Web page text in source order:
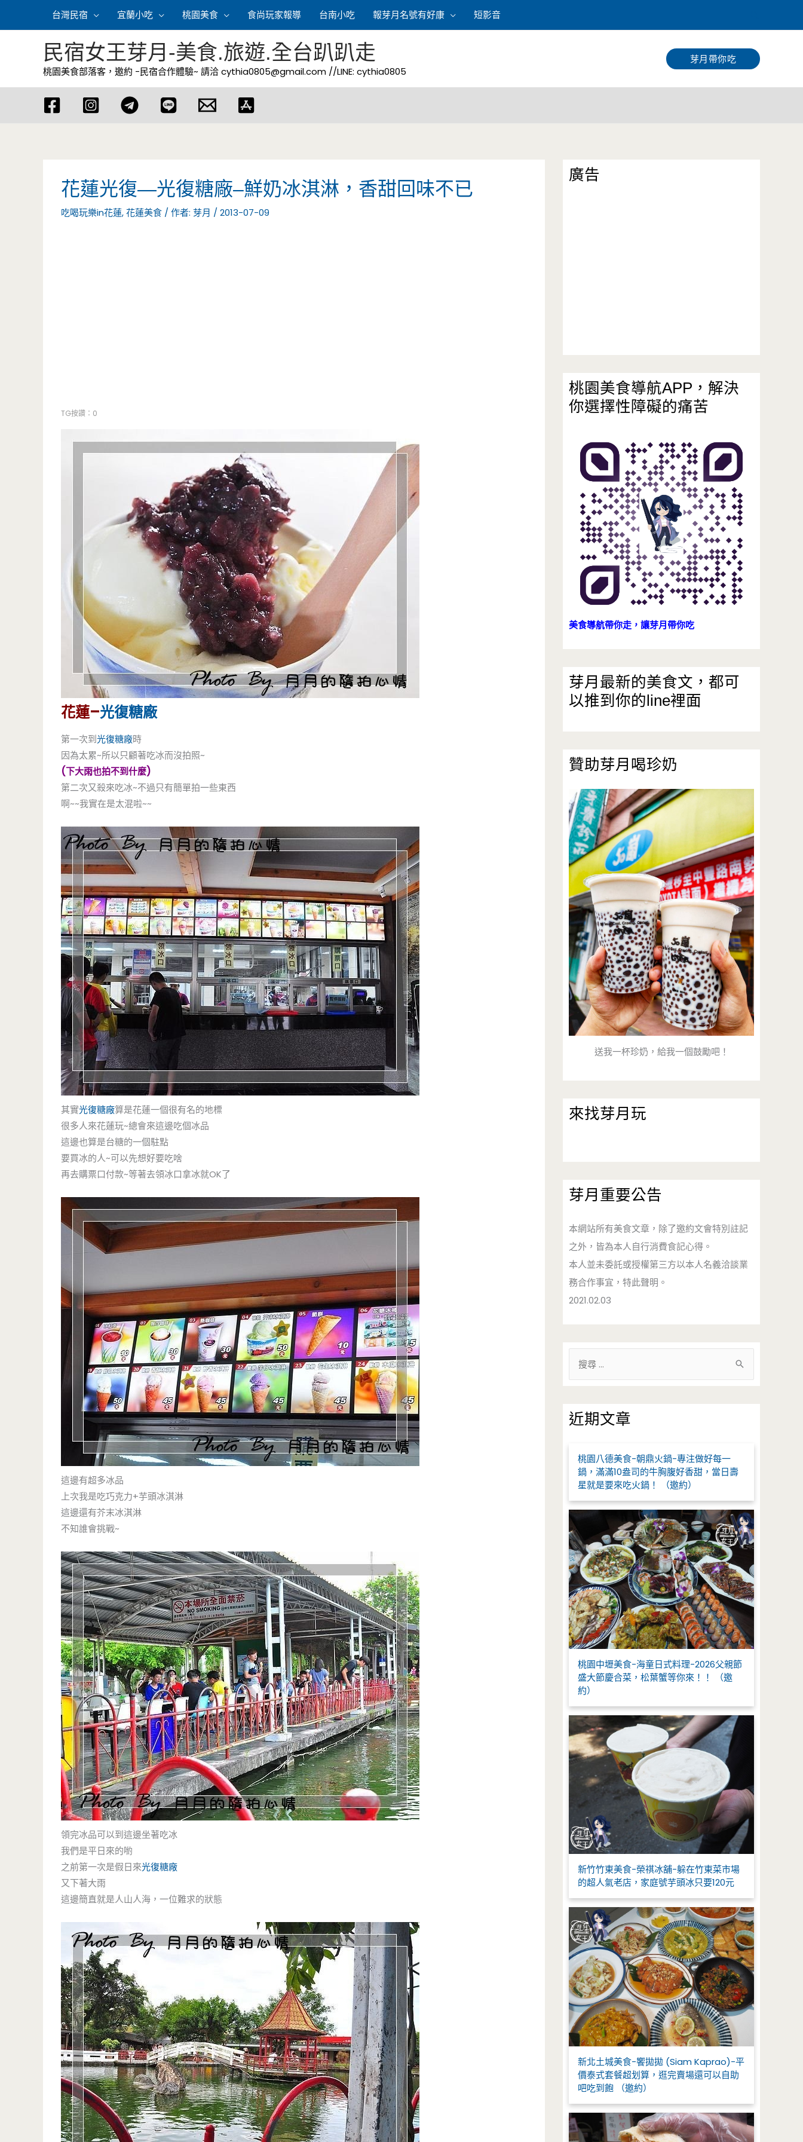
容
台灣民宿 宜蘭小吃 桃園美食 食尚玩家報導 台南小吃 報芽月名號有好康 短影音
尋
民宿女王芽月-美食.旅遊.全台趴趴走
桃園美食部落客，邀約 -民宿合作體驗~ 請洽cythia0805@gmail.com //LINE: cythia0805
芽月帶你吃
花蓮光復—光復糖廠–鮮奶冰淇淋，香甜回味不已
吃喝玩樂in花蓮,花蓮美食 / 作者: 芽月 / 2013-07-09
TG按讚：0
花蓮–光復糖廠
第一次到光復糖廠時
因為太累~所以只顧著吃冰而沒拍照~
(下大雨也拍不到什麼)
第二次又殺來吃冰~不過只有簡單拍一些東西
啊~~我實在是太混啦~~
其實光復糖廠算是花蓮一個很有名的地標
很多人來花蓮玩~總會來這邊吃個冰品
這邊也算是台糖的一個駐點
要買冰的人~可以先想好要吃啥
再去購票口付款~等著去領冰口拿冰就OK了
這邊有超多冰品
上次我是吃巧克力+芋頭冰淇淋
這邊還有芥末冰淇淋
不知誰會挑戰~
領完冰品可以到這邊坐著吃冰
我們是平日來的喲
之前第一次是假日來光復糖廠
又下著大雨
這邊簡直就是人山人海，一位難求的狀態
廣告
桃園美食導航APP，解決
你選擇性障礙的痛苦
美食導航帶你走，讓芽月帶你吃
芽月最新的美食文，都可
以推到你的line裡面
贊助芽月喝珍奶
送我一杯珍奶，給我一個鼓勵吧！
來找芽月玩
芽月重要公告
本網站所有美食文章，除了邀約文會特別註記
之外，皆為本人自行消費食記心得。
本人並未委託或授權第三方以本人名義洽談業
務合作事宜，特此聲明。
2021.02.03
鍵
字
近期文章
桃園八德美食-朝鼎火鍋-專注做好每一
鍋，滿滿10盎司的牛胸腹好香甜，當日壽
星就是要來吃火鍋！ （邀約）
桃園中壢美食-海童日式料理-2026父親節
盛大節慶合菜，松葉蟹等你來！！ （邀
約）
新竹竹東美食-榮祺冰舖-躲在竹東菜市場
的超人氣老店，家庭號芋頭冰只要120元
新北土城美食-饗拋拋 (Siam Kaprao)-平
價泰式套餐超划算，逛完賣場還可以自助
吧吃到飽 （邀約）